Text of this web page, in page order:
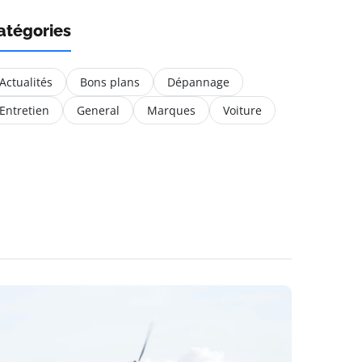
Bons plans
Dépannage
General Marques Voiture